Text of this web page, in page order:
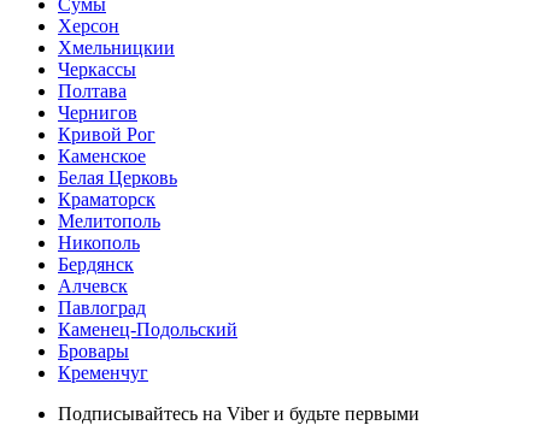
Сумы
Херсон
Хмельницкии
Черкассы
Полтава
Чернигов
Кривой Рог
Каменское
Белая Церковь
Краматорск
Мелитополь
Никополь
Бердянск
Алчевск
Павлоград
Каменец-Подольский
Бровары
Кременчуг
Подписывайтесь на Viber и будьте первыми